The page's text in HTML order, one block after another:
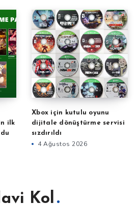
ilk
Xbox için kutulu oyunu
dijitale dönüştürme servisi
sızdırıldı
4 Ağustos 2026
Kol